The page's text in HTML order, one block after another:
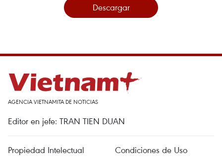
Descargar
AGENCIA VIETNAMITA DE NOTICIAS
Editor en jefe: TRAN TIEN DUAN
Propiedad Intelectual
Condiciones de Uso